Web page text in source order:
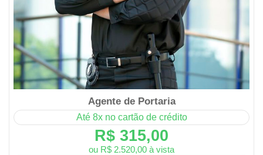
Agente de Portaria
Até 8x no cartão de crédito
R$ 315,00
ou R$ 2.520,00 à vista